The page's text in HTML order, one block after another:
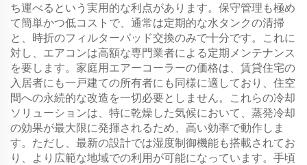
ち運べるという実用的な利点があります。保守管理も極め
て簡単かつ低コストで、通常は定期的な水タンクの清掃
と、時折のフィルターパッド交換のみで十分です。これに
対し、エアコンは高額な専門業者による定期メンテナンス
を要します。家庭用エアーコーラーの価格は、賃貸住宅の
入居者にも一戸建ての所有者にも同様に適しており、住空
間への永続的な改造を一切必要としません。これらの冷却
ソリューションは、特に乾燥した気候において、蒸発冷却
の効果が最大限に発揮されるため、高い効率で動作しま
す。ただし、最新の設計では湿度制御機能も搭載されてお
り、より広範な地域での利用が可能になっています。手頃